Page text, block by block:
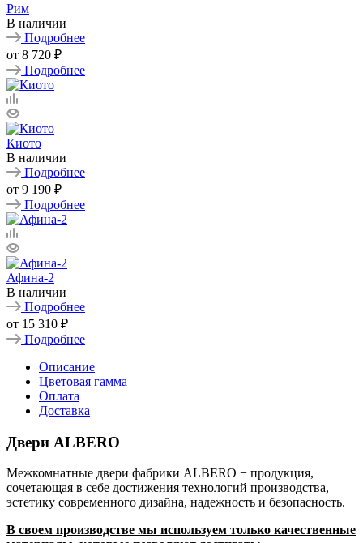
Рим
В наличии
Подробнее
от 8 720 ₽
Подробнее
Киото
В наличии
Подробнее
от 9 190 ₽
Подробнее
Афина-2
В наличии
Подробнее
от 15 310 ₽
Подробнее
Описание
Цветовая гамма
Оплата
Доставка
Двери ALBERO
Межкомнатные двери фабрики ALBERO − продукция,
сочетающая в себе достижения технологий производства,
эстетику современного дизайна, надежность и безопасность.
В своем производстве мы используем только качественные